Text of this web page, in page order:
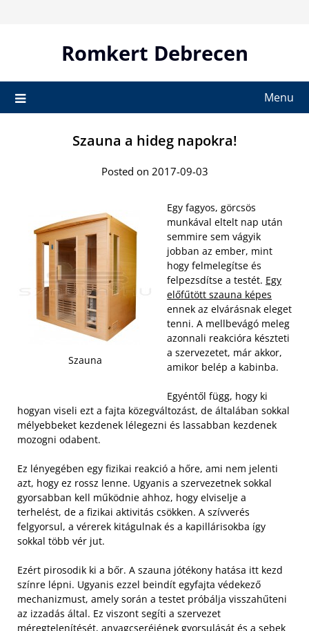
Romkert Debrecen
Menu
Szauna a hideg napokra!
Posted on 2017-09-03
Szauna
Egy fagyos, görcsös
munkával eltelt nap után
semmire sem vágyik
jobban az ember, mint
hogy felmelegítse és
felpezsdítse a testét. Egy
előfűtött szauna képes
ennek az elvárásnak eleget
tenni. A mellbevágó meleg
azonnali reakcióra készteti
a szervezetet, már akkor,
amikor belép a kabinba.
Egyéntől függ, hogy ki
hogyan viseli ezt a fajta közegváltozást, de általában sokkal
mélyebbeket kezdenek lélegezni és lassabban kezdenek
mozogni odabent.
Ez lényegében egy fizikai reakció a hőre, ami nem jelenti
azt, hogy ez rossz lenne. Ugyanis a szervezetnek sokkal
gyorsabban kell működnie ahhoz, hogy elviselje a
terhelést, de a fizikai aktivitás csökken. A szívverés
felgyorsul, a vérerek kitágulnak és a kapillárisokba így
sokkal több vér jut.
Ezért pirosodik ki a bőr. A szauna jótékony hatása itt kezd
színre lépni. Ugyanis ezzel beindít egyfajta védekező
mechanizmust, amely során a testet próbálja visszahűteni
az izzadás által. Ez viszont segíti a szervezet
méregtelenítését, anyagcseréjének gyorsulását és a sebek